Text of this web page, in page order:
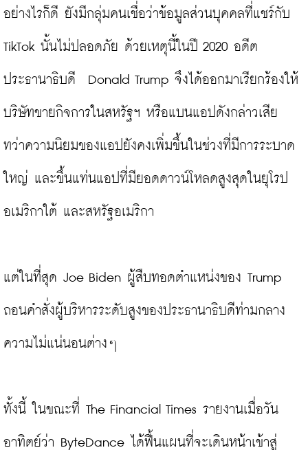
อย่างไรก็ดี ยังมีกลุ่มคนเชื่อว่าข้อมูลส่วนบุคคลที่แชร์กับ
TikTok นั้นไม่ปลอดภัย ด้วยเหตุนี้ในปี 2020 อดีต
ประธานาธิบดี Donald Trump จึงได้ออกมาเรียกร้องให้
บริษัทขายกิจการในสหรัฐฯ หรือแบนแอปดังกล่าวเสีย
ทว่าความนิยมของแอปยังคงเพิ่มขึ้นในช่วงที่มีการระบาด
ใหญ่ และขึ้นแท่นแอปที่มียอดดาวน์โหลดสูงสุดในยุโรป
อเมริกาใต้ และสหรัฐอเมริกา
แต่ในที่สุด Joe Biden ผู้สืบทอดตำแหน่งของ Trump
ถอนคำสั่งผู้บริหารระดับสูงของประธานาธิบดีท่ามกลาง
ความไม่แน่นอนต่างๆ
ทั้งนี้ ในขณะที่ The Financial Times รายงานเมื่อวัน
อาทิตย์ว่า ByteDance ได้ฟื้นแผนที่จะเดินหน้าเข้าสู่